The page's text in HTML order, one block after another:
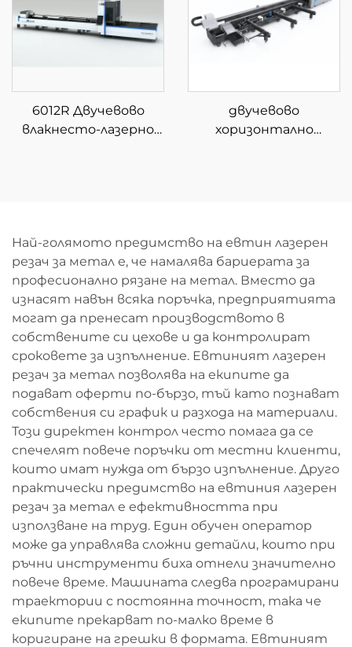
6012R Двучевово
влакнесто-лазерно
двучевово
хоризонтално
Най-голямото предимство на евтин лазерен
резач за метал е, че намалява бариерата за
професионално рязане на метал. Вместо да
изнасят навън всяка поръчка, предприятията
могат да пренесат производството в
собствените си цехове и да контролират
сроковете за изпълнение. Евтиният лазерен
резач за метал позволява на екипите да
подават оферти по-бързо, тъй като познават
собствения си график и разхода на материали.
Този директен контрол често помага да се
спечелят повече поръчки от местни клиенти,
които имат нужда от бързо изпълнение. Друго
практически предимство на евтиния лазерен
резач за метал е ефективността при
използване на труд. Един обучен оператор
може да управлява сложни детайли, които при
ръчни инструменти биха отнели значително
повече време. Машината следва програмирани
траектории с постоянна точност, така че
екипите прекарват по-малко време в
коригиране на грешки в формата. Евтиният